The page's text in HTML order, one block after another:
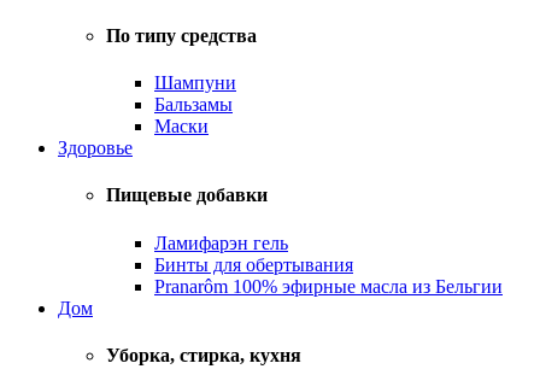
По типу средства
Шампуни
Бальзамы
Маски
Здоровье
Пищевые добавки
Ламифарэн гель
Бинты для обертывания
Pranarôm 100% эфирные масла из Бельгии
Дом
Уборка, стирка, кухня